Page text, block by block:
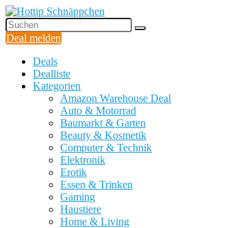
Deal melden
Deals
Dealliste
Kategorien
Amazon Warehouse Deal
Auto & Motorrad
Baumarkt & Garten
Beauty & Kosmetik
Computer & Technik
Elektronik
Erotik
Essen & Trinken
Gaming
Haustiere
Home & Living